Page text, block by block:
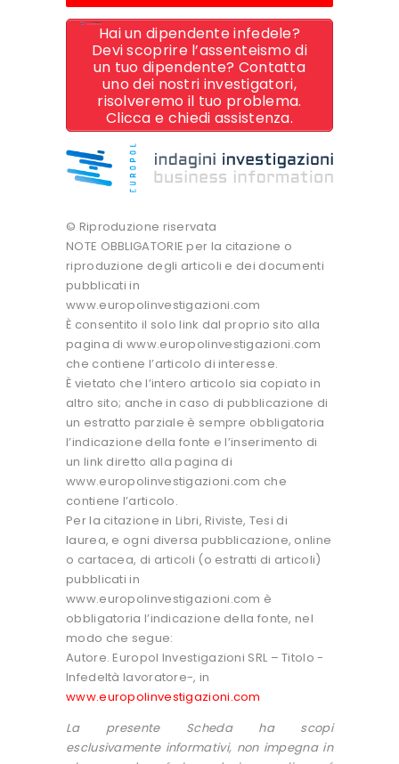
Hai un dipendente infedele?
Devi scoprire l’assenteismo di
un tuo dipendente? Contatta
uno dei nostri investigatori,
risolveremo il tuo problema.
Clicca e chiedi assistenza.
© Riproduzione riservata
NOTE OBBLIGATORIE per la citazione o
riproduzione degli articoli e dei documenti
pubblicati in
www.europolinvestigazioni.com
È consentito il solo link dal proprio sito alla
pagina di www.europolinvestigazioni.com
che contiene l’articolo di interesse.
È vietato che l’intero articolo sia copiato in
altro sito; anche in caso di pubblicazione di
un estratto parziale è sempre obbligatoria
l’indicazione della fonte e l’inserimento di
un link diretto alla pagina di
www.europolinvestigazioni.com che
contiene l’articolo.
Per la citazione in Libri, Riviste, Tesi di
laurea, e ogni diversa pubblicazione, online
o cartacea, di articoli (o estratti di articoli)
pubblicati in
www.europolinvestigazioni.com è
obbligatoria l’indicazione della fonte, nel
modo che segue:
Autore. Europol Investigazioni SRL – Titolo -
Infedeltà lavoratore-, in
www.europolinvestigazioni.com
La presente Scheda ha scopi
esclusivamente informativi, non impegna in